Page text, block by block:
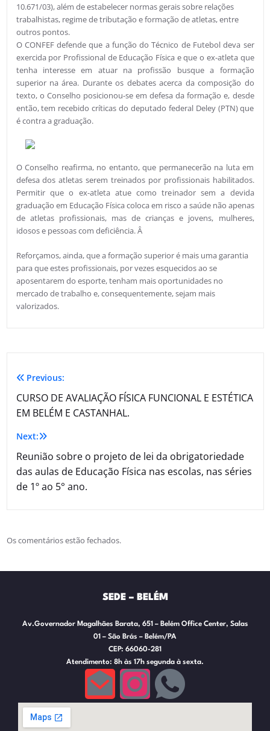
10.671/03), além de estabelecer normas gerais sobre relações
trabalhistas, regime de tributação e formação de atletas, entre
outros pontos.
O CONFEF defende que a função do Técnico de Futebol deva ser
exercida por Profissional de Educação Física e que o ex-atleta que
tenha interesse em atuar na profissão busque a formação
superior na área. Durante os debates acerca da composição do
texto, o Conselho posicionou-se em defesa da formação e, desde
então, tem recebido crí­ticas do deputado federal Deley (PTN) que
é contra a graduação.
O Conselho reafirma, no entanto, que permanecerão na luta em
defesa dos atletas serem treinados por profissionais habilitados.
Permitir que o ex-atleta atue como treinador sem a devida
graduação em Educação Fí­sica coloca em risco a saúde não apenas
de atletas profissionais, mas de crianças e jovens, mulheres,
idosos e pessoas com deficiência. Â
Reforçamos, ainda, que a formação superior é mais uma garantia
para que estes profissionais, por vezes esquecidos ao se
aposentarem do esporte, tenham mais oportunidades no
mercado de trabalho e, consequentemente, sejam mais
valorizados.
Previous:
CURSO DE AVALIAÇÃO FÍSICA FUNCIONAL E ESTÉTICA
EM BELÉM E CASTANHAL.
Next:
Reunião sobre o projeto de lei da obrigatoriedade
das aulas de Educação Física nas escolas, nas séries
de 1º ao 5° ano.
Os comentários estão fechados.
SEDE – BELÉM
Av.Governador Magalhães Barata, 651 – Belém Office Center, Salas
01 – São Brás – Belém/PA
CEP: 66060-281
Atendimento: 8h às 17h segunda à sexta.